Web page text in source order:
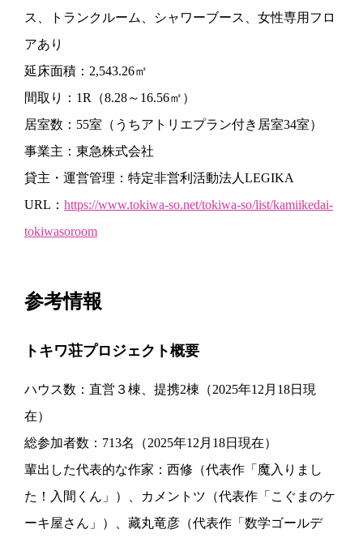
ス、トランクルーム、シャワーブース、女性専用フロ
アあり
延床面積：2,543.26㎡
間取り：1R（8.28～16.56㎡）
居室数：55室（うちアトリエプラン付き居室34室）
事業主：東急株式会社
貸主・運営管理：特定非営利活動法人LEGIKA
URL： https://www.tokiwa-so.net/tokiwa-so/list/kamiikedai-
tokiwasoroom
参考情報
トキワ荘プロジェクト概要
ハウス数：直営３棟、提携2棟（2025年12月18日現
在）
総参加者数：713名（2025年12月18日現在）
輩出した代表的な作家：西修（代表作「魔入りまし
た！入間くん」）、カメントツ（代表作「こぐまのケ
ーキ屋さん」）、藏丸竜彦（代表作「数学ゴールデ